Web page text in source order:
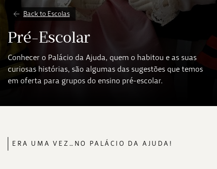
Back to Escolas
Pré-Escolar
Conhecer o Palácio da Ajuda, quem o habitou e as suas
curiosas histórias, são algumas das sugestões que temos
em oferta para grupos do ensino pré-escolar.
ERA UMA VEZ…NO PALÁCIO DA AJUDA!